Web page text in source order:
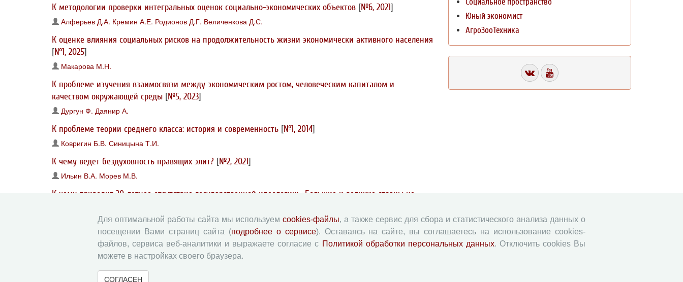
К методологии проверки интегральных оценок социально-экономических объектов [№6, 2021]
Алферьев Д.А. Кремин А.Е. Родионов Д.Г. Величенкова Д.С.
К оценке влияния социальных рисков на продолжительность жизни экономически активного населения
[№1, 2025]
Макарова М.Н.
К проблеме изучения взаимосвязи между экономическим ростом, человеческим капиталом и
качеством окружающей среды [№5, 2023]
Дургун Ф. Даянир А.
К проблеме теории среднего класса: история и современность [№1, 2014]
Ковригин Б.В. Синицына Т.И.
К чему ведет бездуховность правящих элит? [№2, 2021]
Ильин В.А. Морев М.В.
К чему приводит 30-летнее отсутствие государственной идеологии: «Большие и великие страны не
Морев М.В.
К чему приводит 30-летнее отсутствие государственной идеологии: «Враг не только по другую линию
№2, 2025
Юный экономист
АгроЗооТехника
Для оптимальной работы сайта мы используем cookies-файлы, а также сервис для сбора и статистического анализа данных о
посещении Вами страниц сайта (подробнее о сервисе). Оставаясь на сайте, вы соглашаетесь на использование cookies-
файлов, сервиса веб-аналитики и выражаете согласие с Политикой обработки персональных данных. Отключить cookies Вы
можете в настройках своего браузера.
СОГЛАСЕН